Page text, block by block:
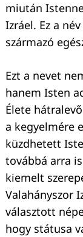
miután
Izráel. Ez a
származó
Ezt a nevet
hanem Isten
Élete
a kegyelmére
küzdhetett
továbbá arra
kiemelt
Valahányszor
választott
hogy státusa